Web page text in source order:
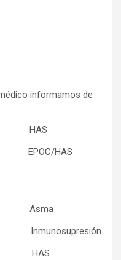
informamos de
HAS
EPOC/HAS
Asma
Inmunosupresión
HAS